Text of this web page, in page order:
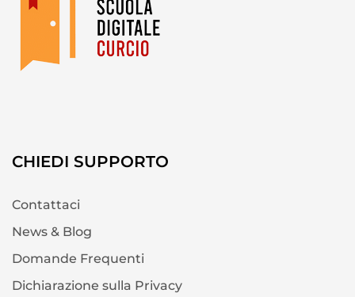
CHIEDI SUPPORTO
Contattaci
News & Blog
Domande Frequenti
Dichiarazione sulla Privacy